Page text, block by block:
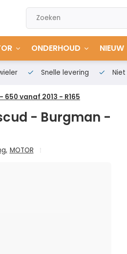
ONDERHOUD NIEUW
Snelle levering
vanaf 2013 - R165
- Burgman -
, MOTOR